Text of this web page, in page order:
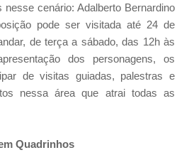
nesse cenário: Adalberto Bernardino
pode ser visitada até 24 de
de terça a sábado, das 12h às
dos personagens, os
de visitas guiadas, palestras e
nessa área que atrai todas as
Quadrinhos